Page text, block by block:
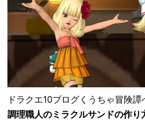
ドラクエ10ブログくうちゃ冒険譚
調理職人のミラクルサンドの作り